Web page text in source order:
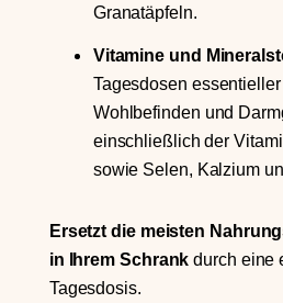
Granatäpfeln.
Vitamine und
Tagesdosen
Wohlbefinden und
einschließlich der
sowie Selen, Kalzium
Ersetzt die meisten
in Ihrem Schrank durch eine
Tagesdosis.